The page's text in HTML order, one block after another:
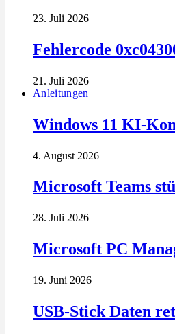
23. Juli 2026
Fehlercode
21. Juli 2026
Anleitungen
Windows 11 KI-
4. August 2026
Microsoft Teams
28. Juli 2026
Microsoft PC
19. Juni 2026
USB-Stick Daten